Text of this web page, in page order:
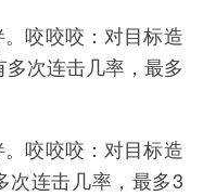
咬咬咬：对目标造
次连击几率，最多
咬咬咬：对目标造
次连击几率，最多3